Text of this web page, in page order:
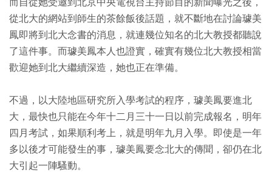
而自從她受邀到北京中央電視台主持節目的新聞曝光之後，
從北大的網站到師生的茶餘飯後話題，就不斷地在討論璩美
鳳即將到北大念書的消息，就連幾位知名的北大教授都聽說
了這件事。而璩美鳳本人也證實，確實有幾位北大教授相當
歡迎她到北大繼續深造，她也正在準備。
不過，以大陸地區研究所入學考試的程序，璩美鳳要進北
大，最快也只能在今年十二月三十一日以前完成報名，明年
四月考試，如果順利考上，就是明年九月入學。即使是一年
多以後才可能發生的事，璩美鳳要念北大的傳聞，卻仍在北
大引起一陣騷動。